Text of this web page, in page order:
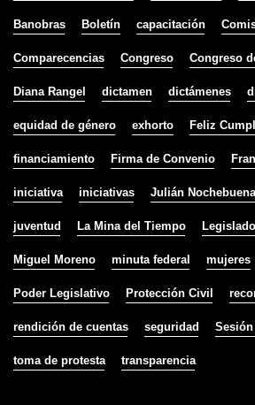
Banobras Boletín capacitación
Comparecencias Congreso Congreso
Diana Rangel dictamen dictámenes
equidad de género exhorto Feliz
financiamiento Firma de Convenio
iniciativa iniciativas Julián Nochebuena
juventud La Mina del Tiempo
Miguel Moreno minuta federal mujeres
Poder Legislativo Protección Civil
rendición de cuentas seguridad
toma de protesta transparencia